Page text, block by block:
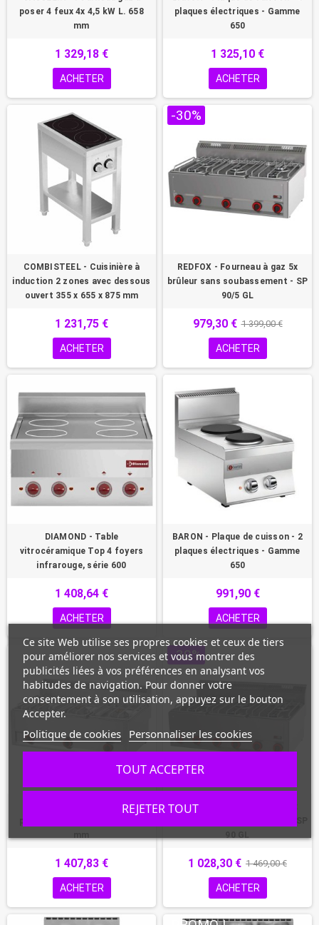
poser 4 feux 4x 4,5 kW L. 658
mm
1 329,18 €
ACHETER
plaques électriques - Gamme
650
1 325,10 €
ACHETER
COMBISTEEL - Cuisinière à
induction 2 zones avec dessous
ouvert 355 x 655 x 875 mm
1 231,75 €
ACHETER
-30%
REDFOX - Fourneau à gaz 5x
brûleur sans soubassement - SP
90/5 GL
979,30 € 1 399,00 €
ACHETER
DIAMOND - Table
vitrocéramique Top 4 foyers
infrarouge, série 600
1 408,64 €
ACHETER
BARON - Plaque de cuisson - 2
plaques électriques - Gamme
650
991,90 €
ACHETER
PROMO !
CASSELIN - Fourneau gaz à
1 407,83 €
ACHETER
-30%
REDFOX - Fourneau à gaz 6x
1 028,30 € 1 469,00 €
ACHETER
Ce site Web utilise ses propres cookies et ceux de tiers
pour améliorer nos services et vous montrer des
publicités liées à vos préférences en analysant vos
habitudes de navigation. Pour donner votre
consentement à son utilisation, appuyez sur le bouton
Accepter.
Politique de cookies Personnaliser les cookies
REJETER TOUT
TOUT ACCEPTER